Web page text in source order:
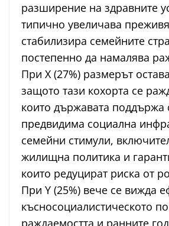
разширение на здравните
типично увеличава
стабилизира семейните
постепенно да намалява
При X (27%) размерът
защото тази кохорта се
които държавата поддържа
предвидима социална
семейни стимули,
жилищна политика и
които редуцират риска от
При Y (25%) вече се вижда
късносоциалистическото